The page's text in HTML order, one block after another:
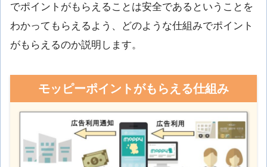
でポイントがもらえることは安全であるということを
わかってもらえるよう、どのような仕組みでポイント
がもらえるのか説明します。
モッピーポイントがもらえる仕組み